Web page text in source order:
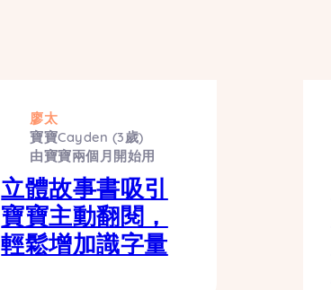
廖太
寶寶Cayden (3歲)
由寶寶兩個月開始用
立體故事書吸引
寶寶主動翻閱，
輕鬆增加識字量